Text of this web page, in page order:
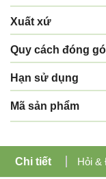
Xuất xứ
Quy cách đóng
Hạn sử dụng
Mã sản phẩm
Chi tiết Hỏi &